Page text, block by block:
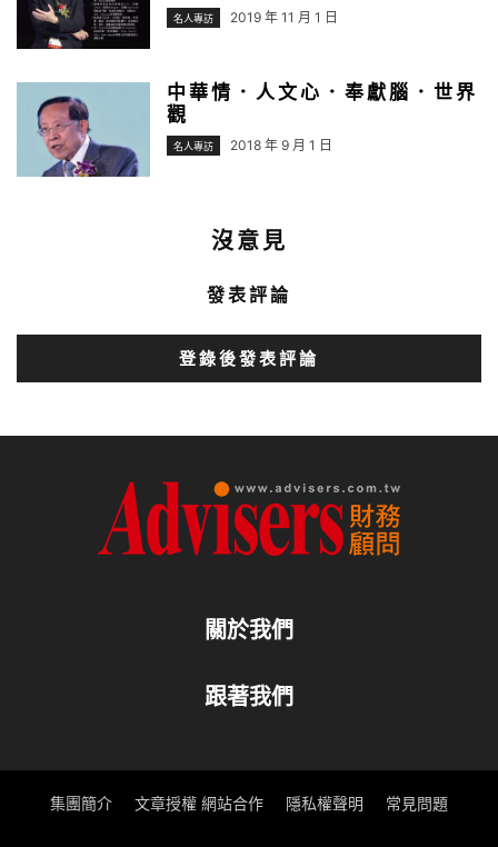
名人專訪 2019 年 11 月 1 日
中華情．人文心．奉獻腦．世界
觀
名人專訪 2018 年 9 月 1 日
沒意見
發表評論
登錄後發表評論
關於我們
跟著我們
集團簡介 文章授權 網站合作 隱私權聲明 常見問題